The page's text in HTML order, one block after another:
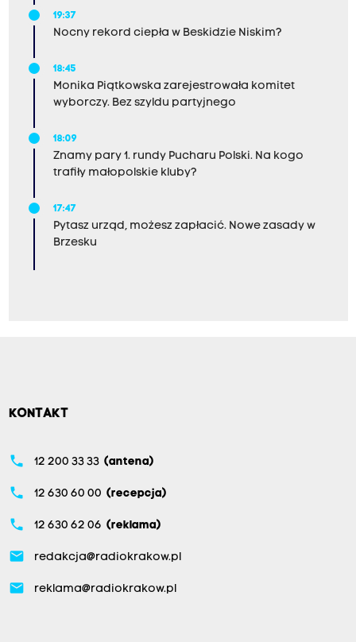
19:37
Nocny rekord ciepła w Beskidzie Niskim?
18:45
Monika Piątkowska zarejestrowała komitet
wyborczy. Bez szyldu partyjnego
18:09
Znamy pary 1. rundy Pucharu Polski. Na kogo
trafiły małopolskie kluby?
17:47
Pytasz urząd, możesz zapłacić. Nowe zasady w
Brzesku
KONTAKT
phone 12 200 33 33 (antena)
phone 12 630 60 00 (recepcja)
phone 12 630 62 06 (reklama)
email redakcja@radiokrakow.pl
email reklama@radiokrakow.pl